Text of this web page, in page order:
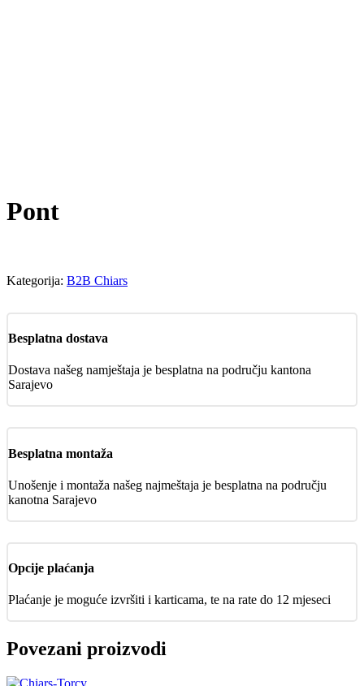
Pont
Kategorija: B2B Chiars
Besplatna dostava
Dostava našeg namještaja je besplatna na području kantona
Sarajevo
Besplatna montaža
Unošenje i montaža našeg najmeštaja je besplatna na području
kanotna Sarajevo
Opcije plaćanja
Plaćanje je moguće izvršiti i karticama, te na rate do 12 mjeseci
Povezani proizvodi